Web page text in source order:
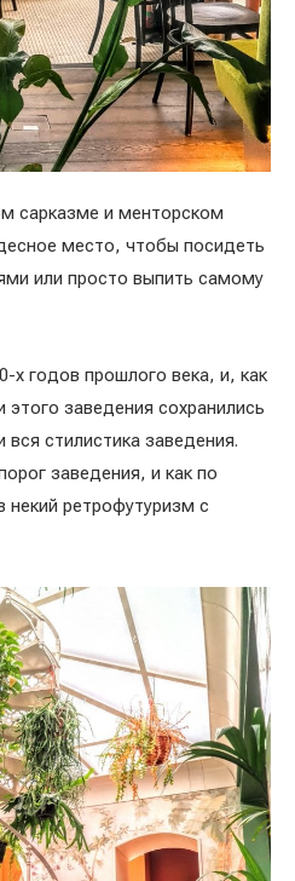
сарказме и менторском
место, чтобы посидеть
или просто выпить самому
х годов прошлого века, и, как
заведения сохранились
стилистика заведения.
заведения, и как по
ретрофутуризм с